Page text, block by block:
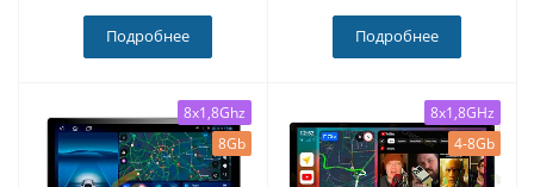
Подробнее Подробнее
8x1,8Ghz
8Gb
8x1,8GHz
4-8Gb